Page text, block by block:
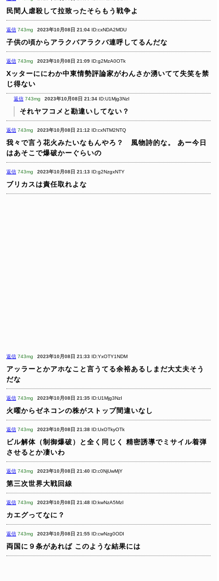
民間人虐殺して拉致ったそらもう戦争よ
返信 743mg 2023年10月08日 21:04 ID:cxNDA2MDU
子供の頃からアラクバアラクバ連呼してるんだな
返信 743mg 2023年10月08日 21:09 ID:g2MzA0OTk
Xッターににわか中東情勢評論家がわんさか湧いてて失笑を禁
じ得ない
返信 743mg 2023年10月08日 21:34 ID:U1Mjg3NzI
それヤフコメと勘違いしてない？
返信 743mg 2023年10月08日 21:12 ID:cxNTM2NTQ
我々で言う花火みたいなもんやろ？ 風物詩的な。
あー今日
はあそこで爆破かーぐらいの
返信 743mg 2023年10月08日 21:13 ID:g2NzgxNTY
ブリカスは責任取れよな
返信 743mg 2023年10月08日 21:33 ID:YxOTY1NDM
アッラーとかアホなこと言うてる余裕あるしまだ大丈夫そう
だな
返信 743mg 2023年10月08日 21:35 ID:U1Mjg3NzI
火曜からゼネコンの株がストップ間違いなし
返信 743mg 2023年10月08日 21:38 ID:UxOTkyOTk
ビル解体（制御爆破）と全く同じく
精密誘導でミサイル着弾
させるとか凄いわ
返信 743mg 2023年10月08日 21:40 ID:c0NjUwMjY
第三次世界大戦回線
返信 743mg 2023年10月08日 21:48 ID:kwNzA5MzI
カエグってなに？
返信 743mg 2023年10月08日 21:55 ID:cwNzg0ODI
両国に９条があれば このような結果には